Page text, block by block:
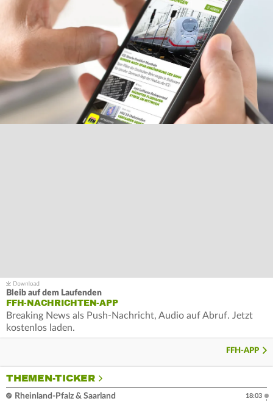
Bleib auf dem Laufenden
FFH-NACHRICHTEN-APP
Breaking News als Push-Nachricht, Audio auf Abruf. Jetzt
kostenlos laden.
FFH-APP
THEMEN-TICKER
Rheinland-Pfalz & Saarland
18:03